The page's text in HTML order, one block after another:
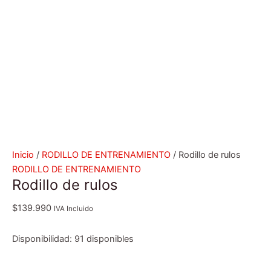
Inicio / RODILLO DE ENTRENAMIENTO / Rodillo de rulos
RODILLO DE ENTRENAMIENTO
Rodillo de rulos
$139.990 IVA Incluido
Disponibilidad: 91 disponibles